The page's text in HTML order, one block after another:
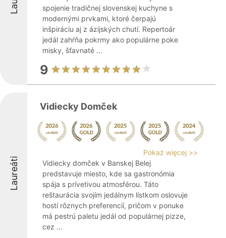
spojenie tradičnej slovenskej kuchyne s
modernými prvkami, ktoré čerpajú
inšpiráciu aj z ázijských chutí. Repertoár
jedál zahŕňa pokrmy ako populárne poke
misky, šťavnaté ...
9
Laureáti
Vidiecky Domček
Pokaż więcej >>
Vidiecky domček v Banskej Belej
predstavuje miesto, kde sa gastronómia
spája s prívetivou atmosférou. Táto
reštaurácia svojím jedálnym lístkom oslovuje
hostí rôznych preferencií, pričom v ponuke
má pestrú paletu jedál od populárnej pizze,
cez ...